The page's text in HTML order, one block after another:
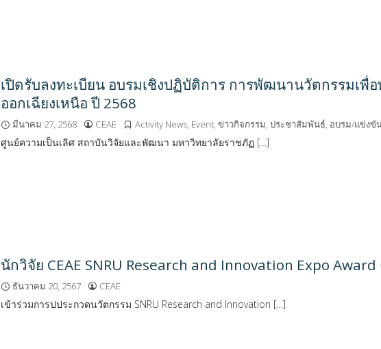
เปิดรับลงทะเบียน อบรมเชิงปฏิบัติการ การพัฒนานวัตกรรมเ
ออกเฉียงเหนือ ปี 2568
มีนาคม 27, 2568 CEAE Activity News, Event,ข่าวกิจกรรม,ประชาสัมพันธ์, อบรม/แข่งขั
ศูนย์ความเป็นเลิศ สถาบันวิจัยและพัฒนา มหาวิทยาลัยราชภัฏ […]
นักวิจัย CEAE SNRU Research and Innovation Expo Award
ธันวาคม 20, 2567 CEAE
เข้าร่วมการปประกวดนวัตกรรม SNRU Research and Innovation […]